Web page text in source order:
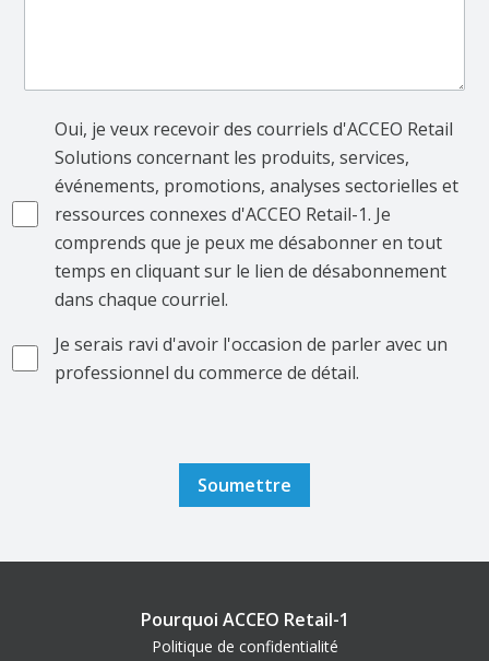
Oui, je veux recevoir des courriels d'ACCEO Retail
Solutions concernant les produits, services,
événements, promotions, analyses sectorielles et
ressources connexes d'ACCEO Retail-1. Je
comprends que je peux me désabonner en tout
temps en cliquant sur le lien de désabonnement
dans chaque courriel.
Je serais ravi d'avoir l'occasion de parler avec un
professionnel du commerce de détail.
Pourquoi ACCEO Retail-1
Politique de confidentialité